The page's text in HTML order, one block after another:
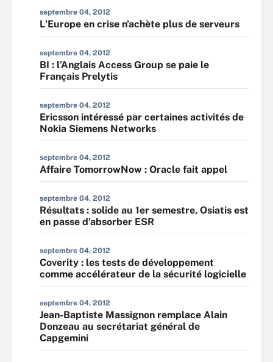
septembre 04, 2012
L'Europe en crise n'achète plus de serveurs
septembre 04, 2012
BI : l’Anglais Access Group se paie le
Français Prelytis
septembre 04, 2012
Ericsson intéressé par certaines activités de
Nokia Siemens Networks
septembre 04, 2012
Affaire TomorrowNow : Oracle fait appel
septembre 04, 2012
Résultats : solide au 1er semestre, Osiatis est
en passe d’absorber ESR
septembre 04, 2012
Coverity : les tests de développement
comme accélérateur de la sécurité logicielle
septembre 04, 2012
Jean-Baptiste Massignon remplace Alain
Donzeau au secrétariat général de
Capgemini